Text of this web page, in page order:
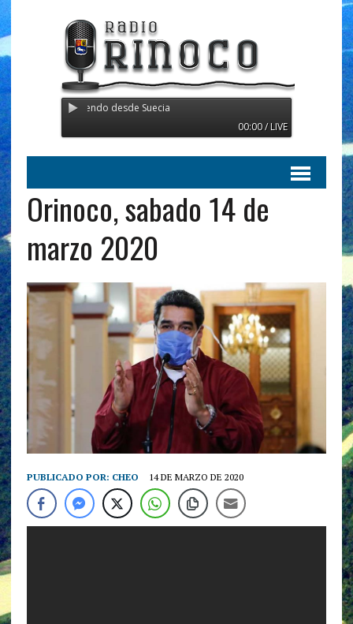
- Transmitiendo desde Suecia
00:00 / LIVE
Orinoco, sabado 14 de
marzo 2020
PUBLICADO POR: CHEO 14 DE MARZO DE 2020